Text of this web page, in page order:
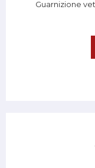
Guarnizione